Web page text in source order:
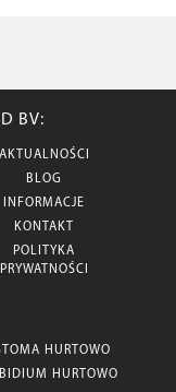
BV:
AKTUALNOŚCI
BLOG
INFORMACJE
KONTAKT
POLITYKA
PRYWATNOŚCI
HURTOWO
HURTOWO